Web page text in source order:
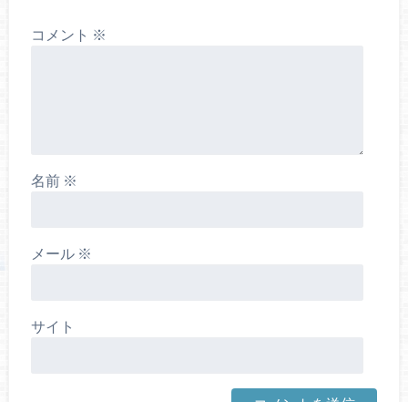
コメント ※
名前 ※
メール ※
サイト